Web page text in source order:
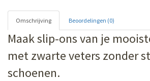
Omschrijving Beoordelingen (0)
Maak slip-ons van je
met zwarte veters zonder
schoenen.